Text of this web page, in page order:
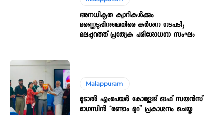
അനധികൃത ക്വാറികൾക്കും
മണ്ണെടുപ്പിനുമെതിരെ കർശന നടപടി;
മലപ്പുറത്ത് പ്രത്യേക പരിശോധനാ സംഘം
Malappuram
മൂടാൽ എംപെയർ കോളേജ് ഓഫ് സയൻസ്
മാഗസിൻ “രണ്ടാം മുറ” പ്രകാശനം ചെയ്തു